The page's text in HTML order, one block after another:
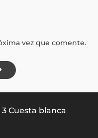
vez que comente.
3 Cuesta blanca